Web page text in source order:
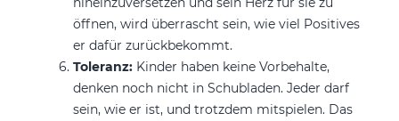
öffnen, wird überrascht sein, wie viel Positives
er dafür zurückbekommt.
Toleranz:Kinder haben keine Vorbehalte,
denken noch nicht in Schubladen. Jeder darf
sein, wie er ist, und trotzdem mitspielen. Das